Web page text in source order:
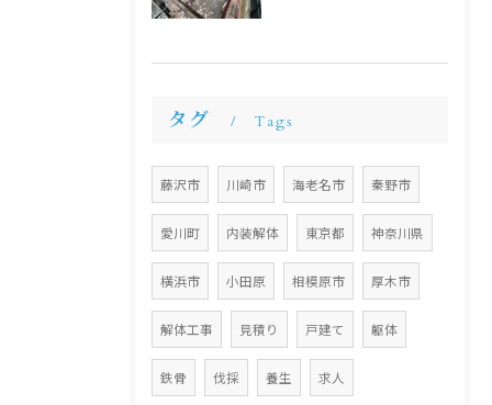
タグ Tags
藤沢市 川崎市 海老名市 秦野市
愛川町 内装解体 東京都 神奈川県
横浜市 小田原 相模原市 厚木市
解体工事 見積り 戸建て 躯体
鉄骨 伐採 養生 求人